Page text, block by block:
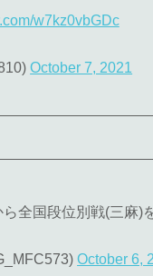
w7kz0vbGDc
October 7, 2021
ら全国段位別戦(三麻)
October 6,